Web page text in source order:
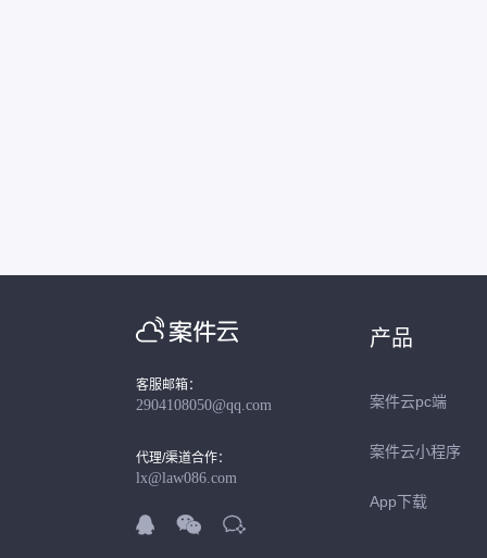
客服邮箱：
2904108050@qq.com
代理/渠道合作：
lx@law086.com
  
产品
案件云pc端
案件云小程序
App下载